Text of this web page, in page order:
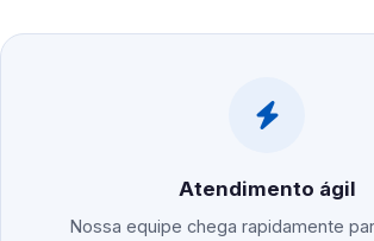
Atendimento ágil
Nossa equipe chega rapidamente